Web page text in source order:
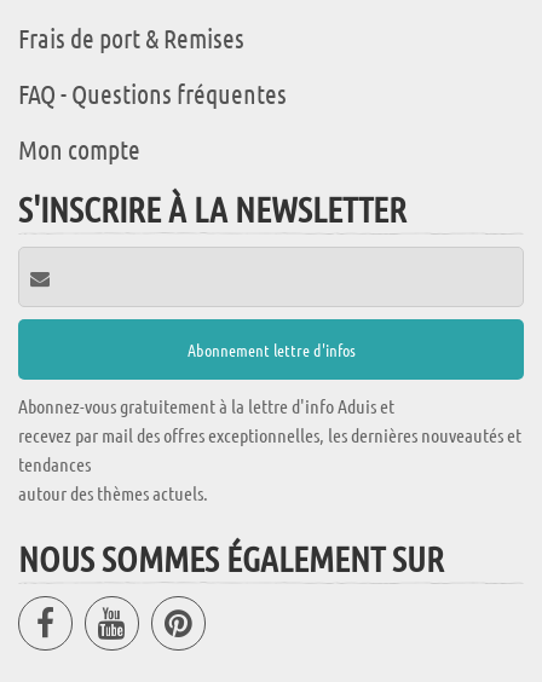
Frais de port & Remises
FAQ - Questions fréquentes
Mon compte
S'INSCRIRE À LA NEWSLETTER
Abonnez-vous gratuitement à la lettre d'info Aduis et
recevez par mail des offres exceptionnelles, les dernières nouveautés et
tendances
autour des thèmes actuels.
NOUS SOMMES ÉGALEMENT SUR